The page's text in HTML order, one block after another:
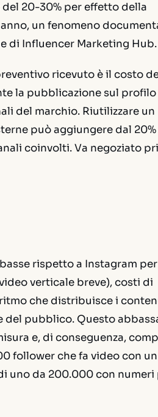
20-30% per effetto della
un fenomeno
di Influencer Marketing Hub.
ricevuto è il costo
la pubblicazione sul profilo
del marchio. Riutilizzare un
può aggiungere dal 20%
coinvolti. Va negoziato
rispetto a Instagram
verticale breve), costi di
che distribuisce i
del pubblico. Questo
e, di conseguenza,
follower che fa video con
uno da 200.000 con